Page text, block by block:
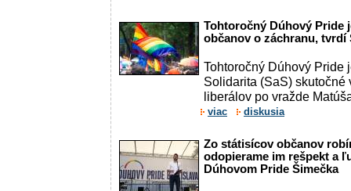
Tohtoročný Dúhový Pride
občanov o záchranu, tvrdí
Tohtoročný Dúhový Pride
Solidarita (SaS)
liberálov po vražde
viac diskusia
Zo státisícov občanov
odopierame im rešpekt a
Dúhovom Pride Šimečka